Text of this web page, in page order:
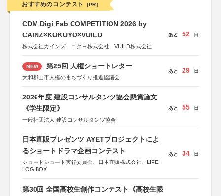
おすすめのコンテスト [PR]
CDM Digi Fab COMPETITION 2026 by
CAINZ×KOKUYO×VUILD
株式会社カインズ、コクヨ株式会社、VUILD株式会社
あと 52 日
NEW 第25回 人権ショートレター
大和郡山市人権のまちづくり推進協議会
あと 29 日
2026年度 建設コンサルタンツ協会懸賞論文
《学生限定》
一般社団法人 建設コンサルタンツ協会
あと 55 日
日本直販プレゼンツ AYETプロジェクトによ
るショートドラマ企画コンテスト
ショートショート実行委員会、日本直販株式会社、LIFE
LOG BOX
あと 34 日
第30回 全国高校生創作コンテスト《高校生限